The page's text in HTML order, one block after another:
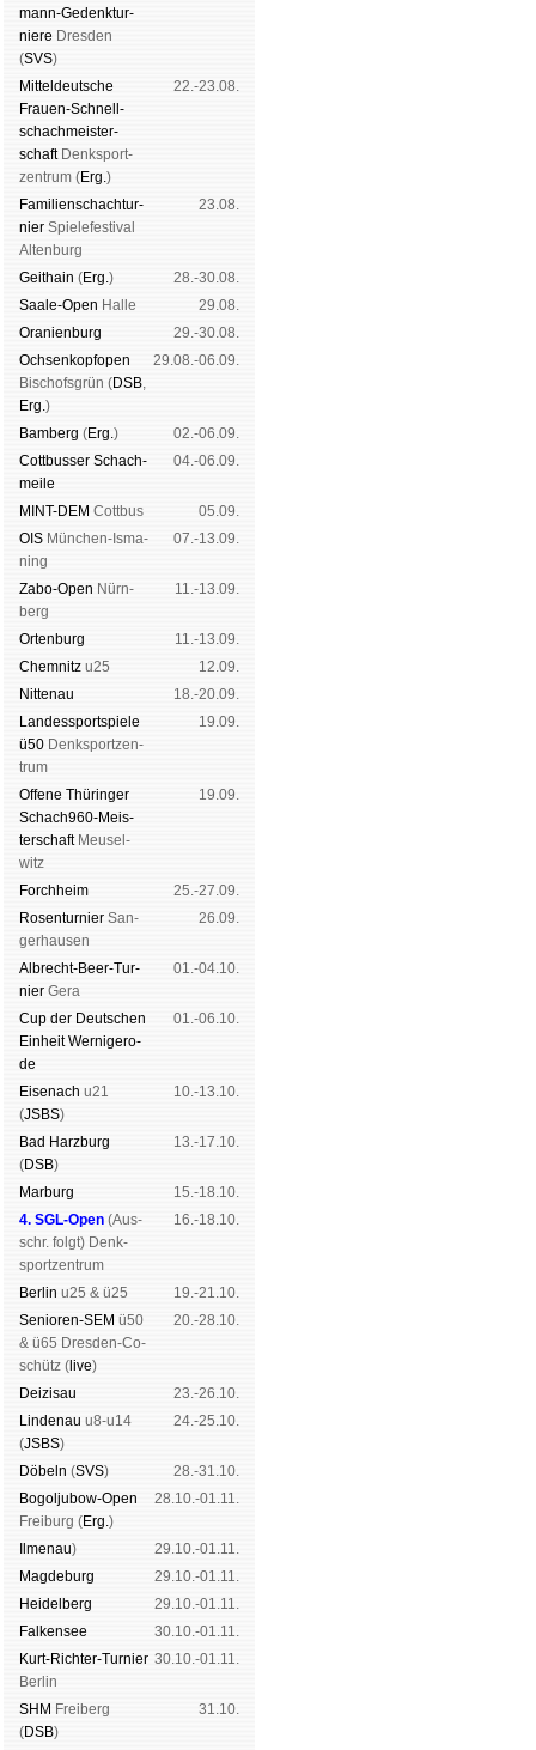
mann-Ge­denk­tur­
niere Dres­den
(SVS)
Mit­tel­deu­tsche
Frauen-Schnell­
schach­meis­ter­
schaftDenk­sport­
zen­trum (Erg.)
22.-23.08.
Familien­schach­tur­
nier Spiele­fes­ti­val
Al­ten­burg
23.08.
Geit­hain (Erg.)
28.-30.08.
Saale-Open Halle
29.08.
Oranien­burg
29.-30.08.
Och­sen­kopf­open
Bischofs­grün (DSB,
Erg.)
29.08.-06.09.
Bam­berg (Erg.)
02.-06.09.
Cott­busser Schach­
meile
04.-06.09.
MINT-DEM Cott­bus
05.09.
OIS Mün­chen-Is­ma­
ning
07.-13.09.
Zabo-Open Nürn­
berg
11.-13.09.
Orten­burg
11.-13.09.
Chem­nitz u25
12.09.
Nitte­nau
18.-20.09.
Landes­sport­spiele
ü50 Denk­sport­zen­
trum
19.09.
Offene Thü­rin­ger
Schach960-Meis­
ter­schaftMeu­sel­
witz
19.09.
Forch­heim
25.-27.09.
Rosen­tur­nier San­
ger­hau­sen
26.09.
Albrecht-Beer-Tur­
nier Ge­ra
01.-04.10.
Cup der Deut­schen
Ein­heit Wer­ni­ge­ro­
de
01.-06.10.
Eise­nach u21
(JSBS)
10.-13.10.
Bad Harz­burg
(DSB)
13.-17.10.
Mar­burg
15.-18.10.
4. SGL-Open (Aus­
schr. folgt) Denk­
sport­zen­trum
16.-18.10.
Ber­lin u25 & ü25
19.-21.10.
Senioren-SEM ü50
& ü65 Dres­den-Co­
schütz ( live)
20.-28.10.
Dei­zi­sau
23.-26.10.
Lin­de­nau u8-u14
(JSBS)
24.-25.10.
Dö­beln (SVS)
28.-31.10.
Bogoljubow-Open
Frei­burg (Erg.)
28.10.-01.11.
Il­me­nau)
29.10.-01.11.
Mag­de­burg
29.10.-01.11.
Hei­del­berg
29.10.-01.11.
Fal­ken­see
30.10.-01.11.
Kurt-Rich­ter-Tur­nier
Ber­lin
30.10.-01.11.
SHM Frei­berg
(DSB)
31.10.